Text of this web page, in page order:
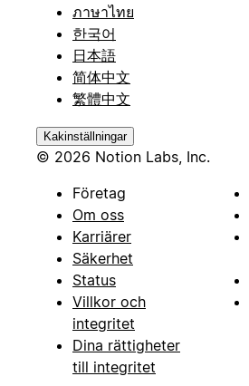
ภาษาไทย
한국어
日本語
简体中文
繁體中文
Kakinställningar
© 2026 Notion Labs, Inc.
Företag
Om oss
Karriärer
Säkerhet
Status
Villkor och
integritet
Dina rättigheter
till integritet